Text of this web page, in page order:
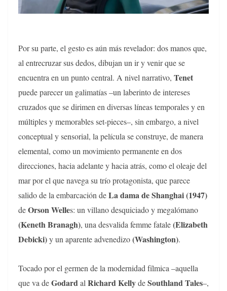
Por su parte, el gesto es aún más revelador: dos manos que,
al entrecruzar sus dedos, dibujan un ir y venir que se
encuentra en un punto central. A nivel narrativo, Tenet
puede parecer un galimatías –un laberinto de intereses
cruzados que se dirimen en diversas líneas temporales y en
múltiples y memorables set-pieces–, sin embargo, a nivel
conceptual y sensorial, la película se construye, de manera
elemental, como un movimiento permanente en dos
direcciones, hacia adelante y hacia atrás, como el oleaje del
mar por el que navega su trío protagonista, que parece
salido de la embarcación deLa dama de Shanghai (1947)
deOrson Welles: un villano desquiciado y megalómano
(Keneth Branagh), una desvalida femme fatale(Elizabeth
Debicki)y un aparente advenedizo(Washington).
Tocado por el germen de la modernidad fílmica –aquella
que va deGodardal Richard KellydeSouthland Tales–,